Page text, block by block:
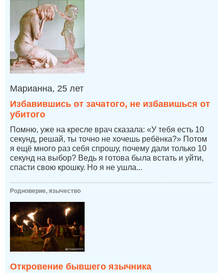
Марианна, 25 лет
Избавившись от зачатого, не избавишься от
убитого
Помню, уже на кресле врач сказала: «У тебя есть 10
секунд, решай, ты точно не хочешь ребёнка?» Потом
я ещё много раз себя спрошу, почему дали только 10
секунд на выбор? Ведь я готова была встать и уйти,
спасти свою крошку. Но я не ушла...
Родноверие, язычество
Откровение бывшего язычника